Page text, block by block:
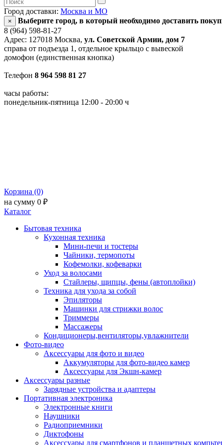
Город доставки: Москва и МО
×
Выберите город, в который необходимо доставить
8 (964) 598-81-27
Адрес: 127018 Москва, ул. Советской Армии, дом 7
справа от подъезда 1, отдельное крыльцо с вывеской
домофон (единственная кнопка)
Телефон 8 964 598 81 27
часы работы:
понедельник-пятница 12:00 - 20:00 ч
Корзина (0)
на сумму 0 ₽
Каталог
Бытовая техника
Кухонная техника
Мини-печи и тостеры
Чайники, термопоты
Кофемолки, кофеварки
Уход за волосами
Стайлеры, щипцы, фены (автоплойки)
Техника для ухода за собой
Эпиляторы
Машинки для стрижки волос
Триммеры
Массажеры
Кондиционеры,вентиляторы,увлажнители
Фото-видео
Аксессуары для фото и видео
Аккумуляторы для фото-видео камер
Аксессуары для Экшн-камер
Аксессуары разные
Зарядные устройства и адаптеры
Портативная электроника
Электронные книги
Наушники
Радиоприемники
Диктофоны
Аксессуары для смартфонов и планшетных